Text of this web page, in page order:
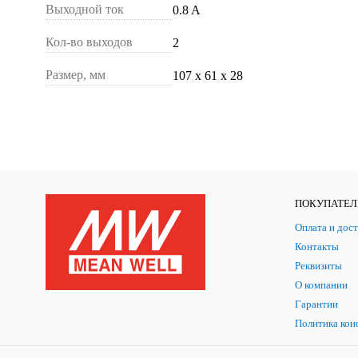
Выходной ток 0.8 A
Кол-во выходов 2
Размер, мм 107 х 61 х 28
Оплата и
Контакты
Реквизиты
О компании
Гарантии
Политика